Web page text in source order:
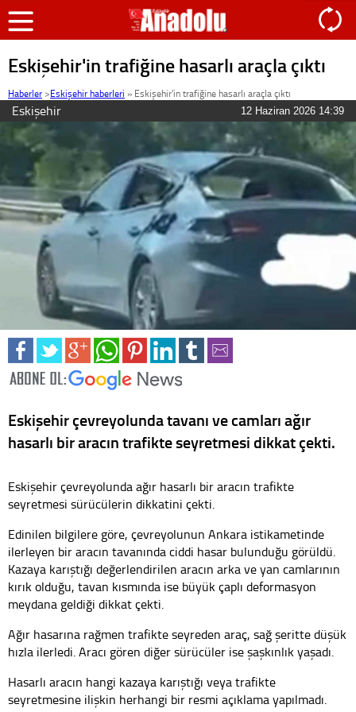
Eskişehir'in trafiğine hasarlı araçla çıktı
Haberler >Eskişehir haberleri » Eskişehir'in trafiğine hasarlı araçla çıktı
Eskişehir 12 Haziran 2026 14:39
Eskişehir çevreyolunda tavanı ve camları ağır
hasarlı bir aracın trafikte seyretmesi dikkat çekti.
Eskişehir çevreyolunda ağır hasarlı bir aracın trafikte
seyretmesi sürücülerin dikkatini çekti.
Edinilen bilgilere göre, çevreyolunun Ankara istikametinde
ilerleyen bir aracın tavanında ciddi hasar bulunduğu görüldü.
Kazaya karıştığı değerlendirilen aracın arka ve yan camlarının
kırık olduğu, tavan kısmında ise büyük çaplı deformasyon
meydana geldiği dikkat çekti.
Ağır hasarına rağmen trafikte seyreden araç, sağ şeritte düşük
hızla ilerledi. Aracı gören diğer sürücüler ise şaşkınlık yaşadı.
Hasarlı aracın hangi kazaya karıştığı veya trafikte
seyretmesine ilişkin herhangi bir resmi açıklama yapılmadı.